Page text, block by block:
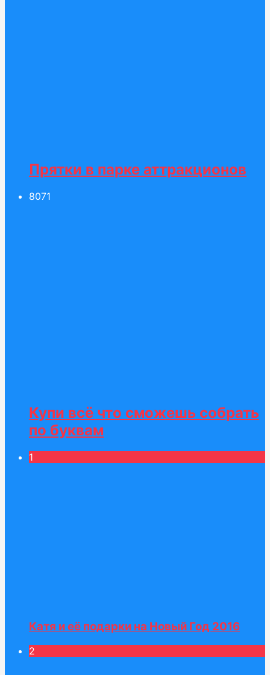
Прятки в парке аттракционов
8071
Купи всё что сможешь собрать
по буквам
1
Катя и её подарки на Новый Год 2016
2